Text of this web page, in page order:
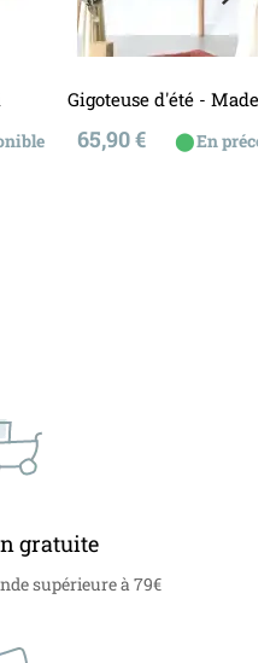
Gigoteuse d'été - Made
Prix
65,90 € ⬤En
gratuite
supérieure à 79€